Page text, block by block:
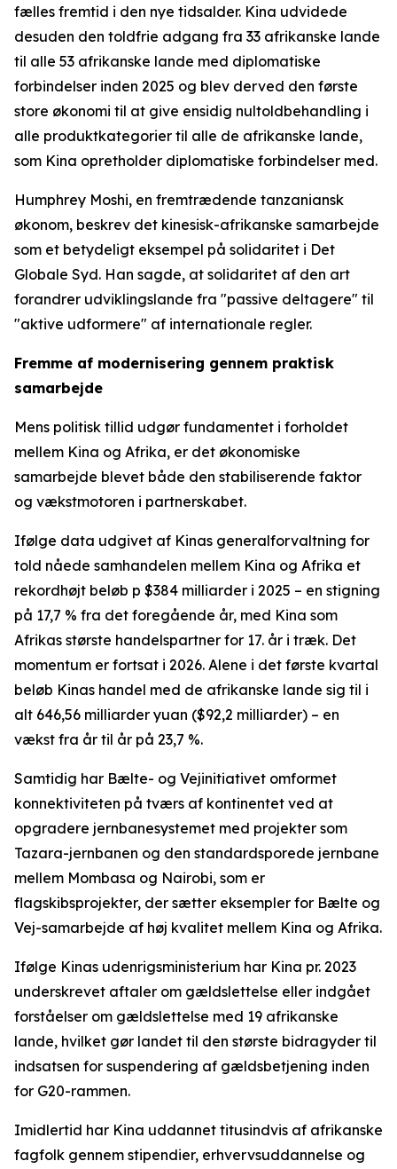
fælles fremtid i den nye tidsalder. Kina udvidede
desuden den toldfrie adgang fra 33 afrikanske lande
til alle 53 afrikanske lande med diplomatiske
forbindelser inden 2025 og blev derved den første
store økonomi til at give ensidig nultoldbehandling i
alle produktkategorier til alle de afrikanske lande,
som Kina opretholder diplomatiske forbindelser med.
Humphrey Moshi, en fremtrædende tanzaniansk
økonom, beskrev det kinesisk-afrikanske samarbejde
som et betydeligt eksempel på solidaritet i Det
Globale Syd. Han sagde, at solidaritet af den art
forandrer udviklingslande fra "passive deltagere" til
"aktive udformere" af internationale regler.
Fremme af modernisering gennem praktisk
samarbejde
Mens politisk tillid udgør fundamentet i forholdet
mellem Kina og Afrika, er det økonomiske
samarbejde blevet både den stabiliserende faktor
og vækstmotoren i partnerskabet.
Ifølge data udgivet af Kinas generalforvaltning for
told nåede samhandelen mellem Kina og Afrika et
rekordhøjt beløb p $384 milliarder i 2025 – en stigning
på 17,7 % fra det foregående år, med Kina som
Afrikas største handelspartner for 17. år i træk. Det
momentum er fortsat i 2026. Alene i det første kvartal
beløb Kinas handel med de afrikanske lande sig til i
alt 646,56 milliarder yuan ($92,2 milliarder) – en
vækst fra år til år på 23,7 %.
Samtidig har Bælte- og Vejinitiativet omformet
konnektiviteten på tværs af kontinentet ved at
opgradere jernbanesystemet med projekter som
Tazara-jernbanen og den standardsporede jernbane
mellem Mombasa og Nairobi, som er
flagskibsprojekter, der sætter eksempler for Bælte og
Vej-samarbejde af høj kvalitet mellem Kina og Afrika.
Ifølge Kinas udenrigsministerium har Kina pr. 2023
underskrevet aftaler om gældslettelse eller indgået
forståelser om gældslettelse med 19 afrikanske
lande, hvilket gør landet til den største bidragyder til
indsatsen for suspendering af gældsbetjening inden
for G20-rammen.
Imidlertid har Kina uddannet titusindvis af afrikanske
fagfolk gennem stipendier, erhvervsuddannelse og